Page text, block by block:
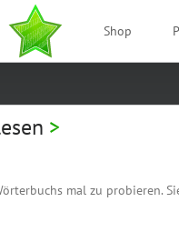
Shop
mal zu probieren.